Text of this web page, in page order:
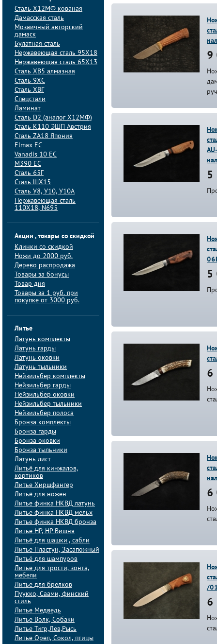
Сталь Х12МФ кованая
Дамасская сталь
Мозаичный авторский
дамаск
Булатная сталь
Нержавеющая сталь 95Х18
Нержавеющая сталь 65Х13
Сталь ХВ5 алмазная
Сталь 9ХС
Сталь ХВГ
Спецстали
Ламинат
Сталь D2 (аналог Х12МФ)
Сталь K110 ЭШП Австрия
Сталь ZA18 Япония
Elmax ЕС
Vanadis 10 ЕС
M390 ЕС
Сталь 65Г
Сталь ШХ15
Сталь У8, У10, У10А
Нержавеющая сталь
110Х18, N695
Акции , товары со скидкой
Клинки со скидкой
Ножи до 2000 руб.
Дерево распродажа
Товары за бонусы
Товар дня
Товары за 1 руб. при
покупке от 3000 руб.
Литье
Латунь комплекты
Латунь гарды
Латунь оковки
Латунь тыльники
Нейзильбер комплекты
Нейзильбер гарды
Нейзильбер оковки
Нейзильбер тыльники
Нейзильбер полоса
Бронза комплекты
Бронза гарды
Бронза оковки
Бронза тыльники
Латунь лист
Литьё для кинжалов,
кортиков
Литье Хиршфангер
Литьё для ножен
Литье финка НКВД латунь
Литье финка НКВД мельх
Литье финка НКВД бронза
Литье НР, НР Вишня
Литьё для шашки , сабли
Литье Пластун, Засапожный
Литьё для шампуров
Литье для трости, зонта,
мебели
Литье для брелков
Пуукко, Саами, финский
стиль
Литье Медведь
Литье Волк, Собаки
Литье Тигр,Лев,Рысь
Литье Орёл, Сокол, птицы
9
5
5
6
6
/
6